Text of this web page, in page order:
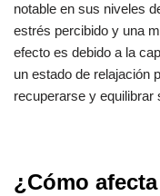
notable en sus niveles
estrés percibido y una
efecto es debido a la
un estado de relajación
recuperarse y equilibrar
¿Cómo